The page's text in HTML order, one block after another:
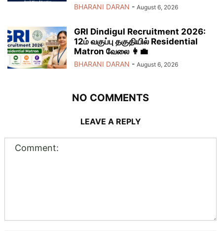
BHARANI DARAN - August 6, 2026
GRI Dindigul Recruitment 2026:
12ம் வகுப்பு தகுதியில் Residential
Matron வேலை 👩‍💼
BHARANI DARAN - August 6, 2026
NO COMMENTS
LEAVE A REPLY